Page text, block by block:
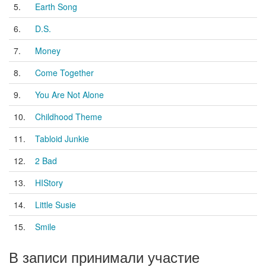
5.
Earth Song
6.
D.S.
7.
Money
8.
Come Together
9.
You Are Not Alone
10.
Childhood Theme
11.
Tabloid Junkie
12.
2 Bad
13.
HIStory
14.
Little Susie
15.
Smile
В записи принимали участие